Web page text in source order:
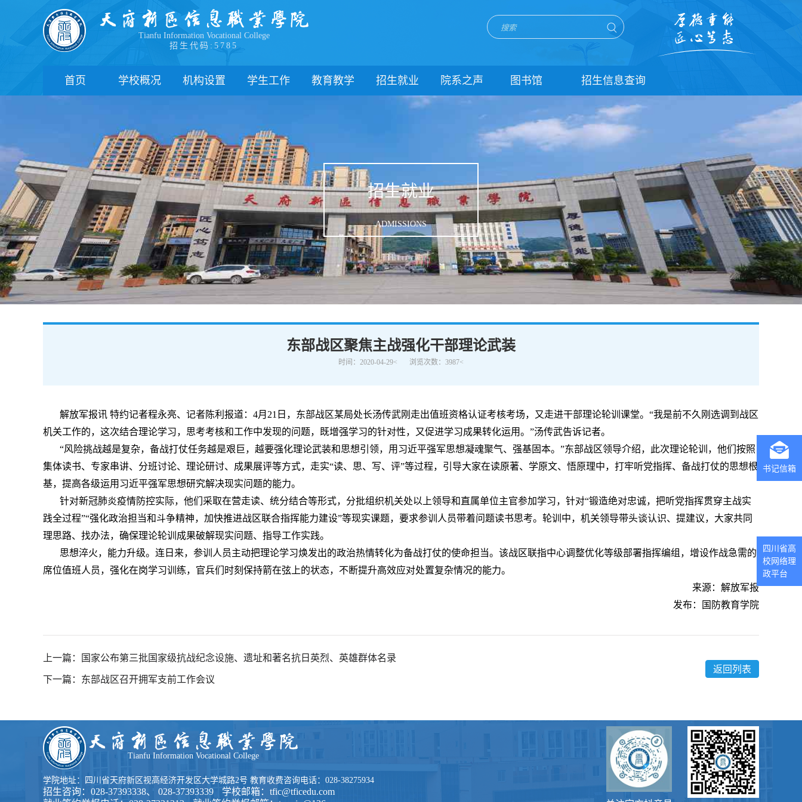
Tianfu Information Vocational College
招生代码:5785
首页 学校概况
学院领导
办学理念
办学特色
校园风貌
机构设置
职能部门
学生工作
新闻动态
团委
管理制度
学生风采
心理健康
下载中心
联系我们
教育教学
教学通知
教学动态
实践教学
专业建设
课程建设
教学改革
学术交流
招生就业 院系之声 图书馆 招生信息查询
单招信息查询
扩招信息查询
五年贯通培养信息查询
招生就业
ADMISSIONS
东部战区聚焦主战强化干部理论武装
时间：2020-04-29< 浏览次数：3987<
解放军报讯 特约记者程永亮、记者陈利报道：4月21日，东部战区某局处长汤传武刚走出值班资格认证考核考场，又走进干部理论轮训课堂。“我是前不久刚选调到战区
机关工作的，这次结合理论学习，思考考核和工作中发现的问题，既增强学习的针对性，又促进学习成果转化运用。”汤传武告诉记者。
“风险挑战越是复杂，备战打仗任务越是艰巨，越要强化理论武装和思想引领，用习近平强军思想凝魂聚气、强基固本。”东部战区领导介绍，此次理论轮训，他们按照
集体读书、专家串讲、分班讨论、理论研讨、成果展评等方式，走实“读、思、写、评”等过程，引导大家在读原著、学原文、悟原理中，打牢听党指挥、备战打仗的思想根
基，提高各级运用习近平强军思想研究解决现实问题的能力。
针对新冠肺炎疫情防控实际，他们采取在营走读、统分结合等形式，分批组织机关处以上领导和直属单位主官参加学习，针对“锻造绝对忠诚，把听党指挥贯穿主战实
践全过程”“强化政治担当和斗争精神，加快推进战区联合指挥能力建设”等现实课题，要求参训人员带着问题读书思考。轮训中，机关领导带头谈认识、提建议，大家共同
理思路、找办法，确保理论轮训成果破解现实问题、指导工作实践。
思想淬火，能力升级。连日来，参训人员主动把理论学习焕发出的政治热情转化为备战打仗的使命担当。该战区联指中心调整优化等级部署指挥编组，增设作战急需的
席位值班人员，强化在岗学习训练，官兵们时刻保持箭在弦上的状态，不断提升高效应对处置复杂情况的能力。
来源：解放军报
发布：国防教育学院
上一篇：国家公布第三批国家级抗战纪念设施、遗址和著名抗日英烈、英雄群体名录
下一篇：东部战区召开拥军支前工作会议
返回列表
书记信箱
四川省高
校网络理
政平台
Tianfu Information Vocational College
学院地址：四川省天府新区视高经济开发区大学城路2号 教育收费咨询电话：028-38275934
招生咨询：028-37393338、 028-37393339
学校邮箱：tfic@tficedu.com